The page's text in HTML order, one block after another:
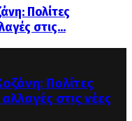
Πολίτες
στις...
Πολίτες
στις νέες